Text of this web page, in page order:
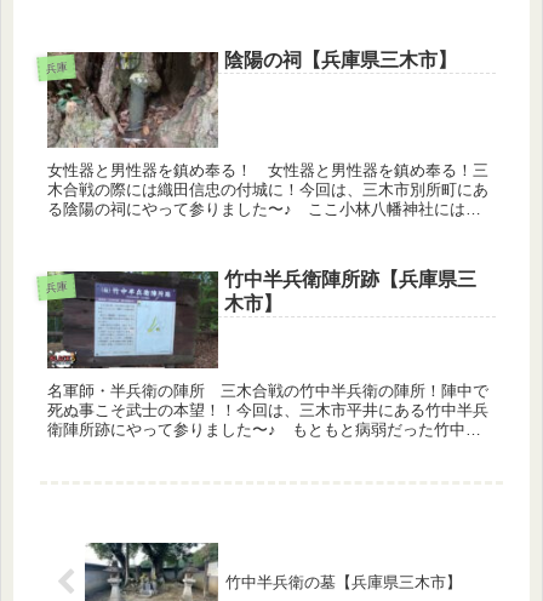
兵庫 陰陽の祠【兵庫県三木市】
女性器と男性器を鎮め奉る！ 女性器と男性器を鎮め奉る！三
木合戦の際には織田信忠の付城に！今回は、三木市別所町にあ
る陰陽の祠にやって参りました〜♪ ここ小林八幡神社には、
兵庫
竹中半兵衛陣所跡【兵庫県三
木市】
名軍師・半兵衛の陣所 三木合戦の竹中半兵衛の陣所！陣中で
死ぬ事こそ武士の本望！！今回は、三木市平井にある竹中半兵
衛陣所跡にやって参りました〜♪ もともと病弱だった竹中半
竹中半兵衛の墓【兵庫県三木市】